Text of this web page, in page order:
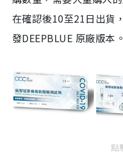
在確認後10至21日出貨
發DEEPBLUE 原廠版本。
點